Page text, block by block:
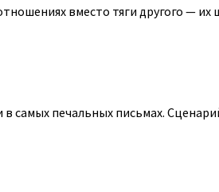
вместо тяги другого —
печальных письмах.